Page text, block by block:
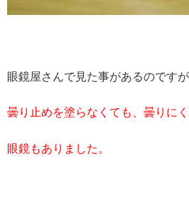
眼鏡屋さんで見た事があるのですが
曇り止めを塗らなくても、曇りに
眼鏡もありました。